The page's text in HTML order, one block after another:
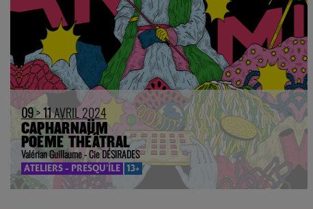
09>11AVRIL 2024
CAPHARNAÜM
POÈME THÉÂTRAL
Valérian Guillaume - Cie DÉSIRADES
ATELIERS - PRESQU'ÎLE 13+